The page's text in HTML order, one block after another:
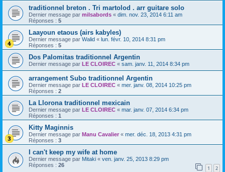
traditionnel breton . Tri martolod . arr guitare solo
Dernier message par milsabords « dim. nov. 23, 2014 6:11 am
Réponses : 5
Laayoun etaous (airs kabyles)
Dernier message par Walid « lun. févr. 10, 2014 8:31 pm
Réponses : 5
Dos Palomitas traditionnel Argentin
Dernier message par LE CLOIREC « sam. janv. 11, 2014 8:34 pm
arrangement Subo traditionnel Argentin
Dernier message par LE CLOIREC « mer. janv. 08, 2014 10:25 pm
Réponses : 2
La Llorona traditionnel mexicain
Dernier message par LE CLOIREC « mar. janv. 07, 2014 6:34 pm
Réponses : 1
Kitty Maginnis
Dernier message par Manu Cavalier « mer. déc. 18, 2013 4:31 pm
Réponses : 3
I can't keep my wife at home
Dernier message par Mitaki « ven. janv. 25, 2013 8:29 pm
Réponses : 26 1 2